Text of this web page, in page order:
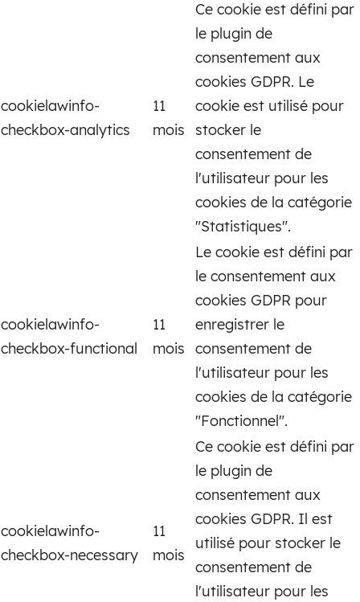
cookielawinfo-
checkbox-analytics
11
mois
Ce cookie est défini par
le plugin de
consentement aux
cookies GDPR. Le
cookie est utilisé pour
stocker le
consentement de
l'utilisateur pour les
cookies de la catégorie
"Statistiques".
cookielawinfo-
checkbox-functional
11
mois
Le cookie est défini par
le consentement aux
cookies GDPR pour
enregistrer le
consentement de
l'utilisateur pour les
cookies de la catégorie
"Fonctionnel".
cookielawinfo-
checkbox-necessary
11
mois
Ce cookie est défini par
le plugin de
consentement aux
cookies GDPR. Il est
utilisé pour stocker le
consentement de
l'utilisateur pour les